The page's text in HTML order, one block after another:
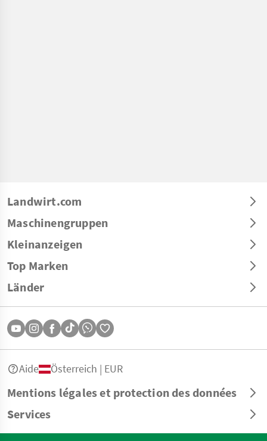
Landwirt.com
Maschinengruppen
Kleinanzeigen
Top Marken
Länder
Mentions légales et protection des données
Services
Aide Österreich | EUR